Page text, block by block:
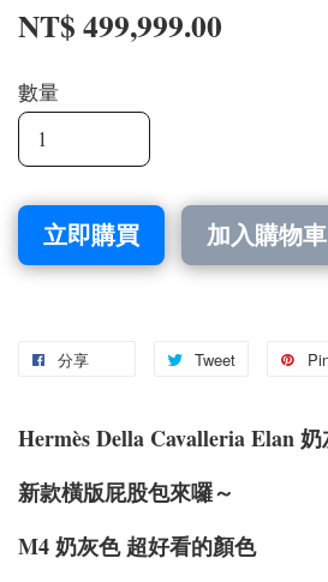
NT$ 499,999.00
數量
立即購買 加入購物車
分享 Tweet
Hermès Della Cavalleria Elan
新款橫版屁股包來囉～
M4 奶灰色 超好看的顏色